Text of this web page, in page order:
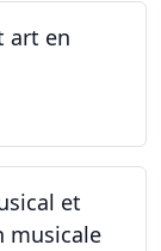
art en
et
musicale